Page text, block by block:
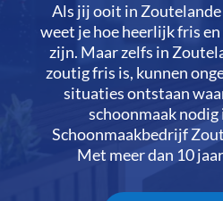
Als jij ooit in Zoutelande
weet je hoe heerlijk fris
zijn.​ Maar zelfs in
zoutig fris is, kunnen
situaties ontstaan
schoonmaak nodig
Schoonmaakbedrijf
Met meer dan 10